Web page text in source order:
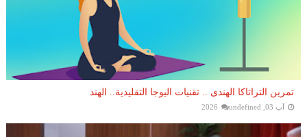
تمرين التراتاكا الهندى .. تقنيات اليوجا التقليدية.. الهند
آب 03, 2026 undefined